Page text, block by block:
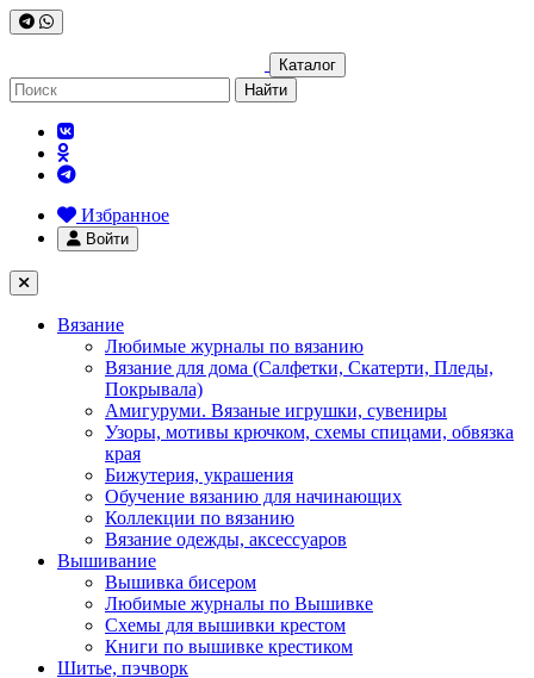
Каталог
Найти
Избранное
Войти
Вязание
Любимые журналы по вязанию
Вязание для дома (Салфетки, Скатерти, Пледы,
Покрывала)
Амигуруми. Вязаные игрушки, сувениры
Узоры, мотивы крючком, схемы спицами, обвязка
края
Бижутерия, украшения
Обучение вязанию для начинающих
Коллекции по вязанию
Вязание одежды, аксессуаров
Вышивание
Вышивка бисером
Любимые журналы по Вышивке
Схемы для вышивки крестом
Книги по вышивке крестиком
Шитье, пэчворк